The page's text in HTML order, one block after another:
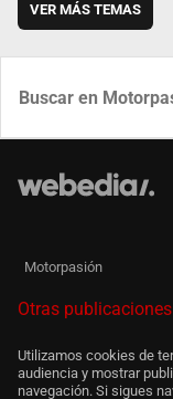
VER MÁS TEMAS
Motorpasión
Otras
Utilizamos cookies de
audiencia y mostrar
navegación. Si sigues